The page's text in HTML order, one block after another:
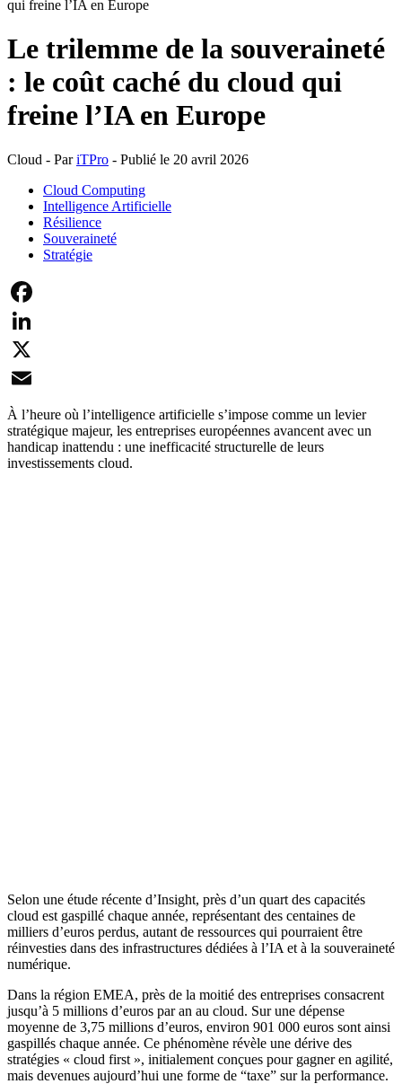
qui freine l’IA en Europe
Le trilemme de la souveraineté
: le coût caché du cloud qui
freine l’IA en Europe
Cloud - PariTPro - Publié le 20 avril 2026
Cloud Computing
Intelligence Artificielle
Résilience
Souveraineté
Stratégie
Facebook
LinkedIn
X
Email
À l’heure où l’intelligence artificielle s’impose comme un levier
stratégique majeur, les entreprises européennes avancent avec un
handicap inattendu : une inefficacité structurelle de leurs
investissements cloud.
Selon une étude récente d’Insight, près d’un quart des capacités
cloud est gaspillé chaque année, représentant des centaines de
milliers d’euros perdus, autant de ressources qui pourraient être
réinvesties dans des infrastructures dédiées à l’IA et à la souveraineté
numérique.
Dans la région EMEA, près de la moitié des entreprises consacrent
jusqu’à 5 millions d’euros par an au cloud. Sur une dépense
moyenne de 3,75 millions d’euros, environ 901 000 euros sont ainsi
gaspillés chaque année. Ce phénomène révèle une dérive des
stratégies « cloud first », initialement conçues pour gagner en agilité,
mais devenues aujourd’hui une forme de “taxe” sur la performance.